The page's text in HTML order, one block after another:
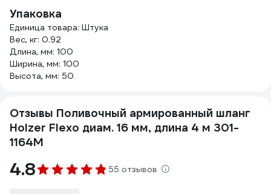
Упаковка
Единица товара: Штука
Вес, кг: 0.92
Длина, мм: 100
Ширина, мм: 100
Высота, мм: 50
Отзывы Поливочный армированный шланг
Holzer Flexo диам. 16 мм, длина 4 м 301-
1164M
4.8 55 отзывов